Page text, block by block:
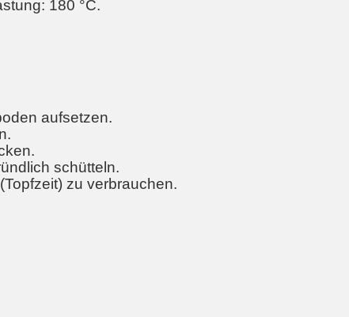
180 °C.
aufsetzen.
schütteln.
zu verbrauchen.